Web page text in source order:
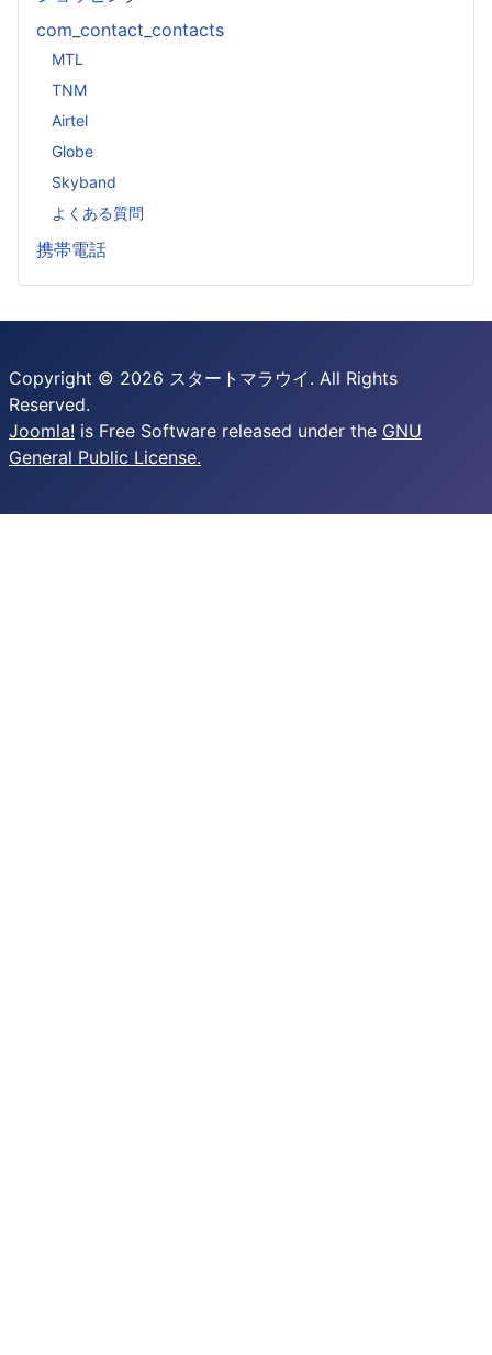
com_contact_contacts
MTL
TNM
Airtel
Globe
Skyband
よくある質問
携帯電話
Copyright © 2026 スタートマラウイ. All Rights
Reserved.
Joomla! is Free Software released under the GNU
General Public License.